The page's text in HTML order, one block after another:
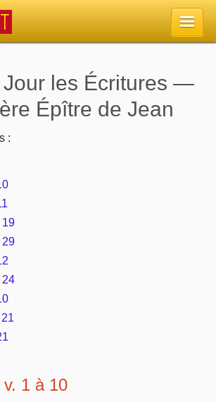
La Bible
par passage
site
Bible
Jour les Écritures —
Épître de Jean
:
19
29
24
1 à 10